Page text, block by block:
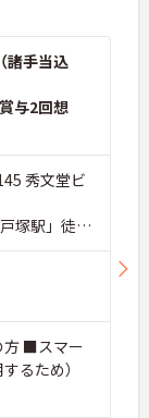
諸手当込
与2回想
秀文堂ビ
塚駅」徒歩
方 ■スマー
るため）